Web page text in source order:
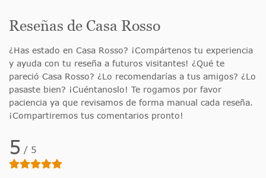
Reseñas de Casa Rosso
¿Has estado en Casa Rosso? ¡Compártenos tu experiencia
y ayuda con tu reseña a futuros visitantes! ¿Qué te
pareció Casa Rosso? ¿Lo recomendarías a tus amigos? ¿Lo
pasaste bien? ¡Cuéntanoslo! Te rogamos por favor
paciencia ya que revisamos de forma manual cada reseña.
¡Compartiremos tus comentarios pronto!
5 / 5